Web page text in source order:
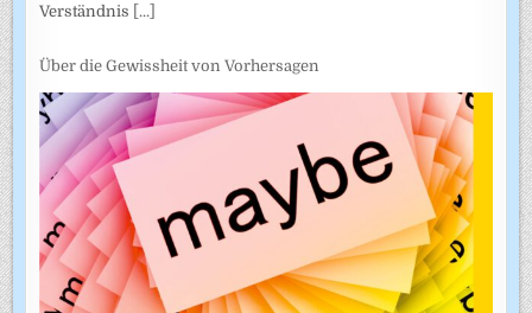
Verständnis [...]
Über die Gewissheit von Vorhersagen